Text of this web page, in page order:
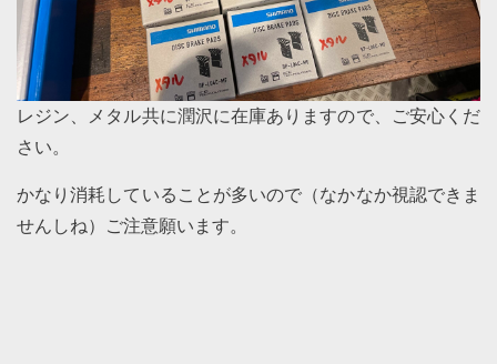
レジン、メタル共に潤沢に在庫ありますので、ご安心くだ
さい。
かなり消耗していることが多いので（なかなか視認できま
せんしね）ご注意願います。